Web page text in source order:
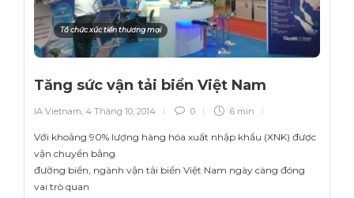
Tổ chức xúc tiến thương mại
Tăng sức vận tải biển Việt Nam
IA Vietnam, 4 Tháng 10, 2014 0 6 min
Với khoảng 90% lượng hàng hóa xuất nhập khẩu (XNK) được
vận chuyển bằng
đường biển, ngành vận tải biển Việt Nam ngày càng đóng
vai trò quan